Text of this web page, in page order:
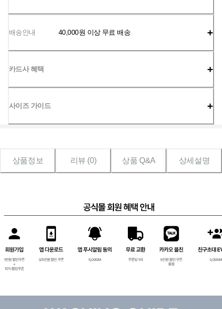
배송안내 40,000원 이상 무료 배송
카드사 혜택
사이즈 가이드
상품정보 리뷰 (0) 상품 Q&A 상세설명